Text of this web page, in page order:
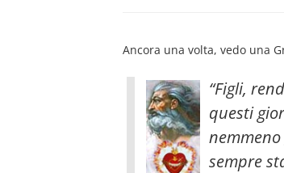
Ancora una volta, vedo una
“Figli,
questi
sempre